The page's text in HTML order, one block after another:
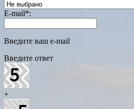
E-mail*:
Введите ваш e-mail
Введите ответ
+